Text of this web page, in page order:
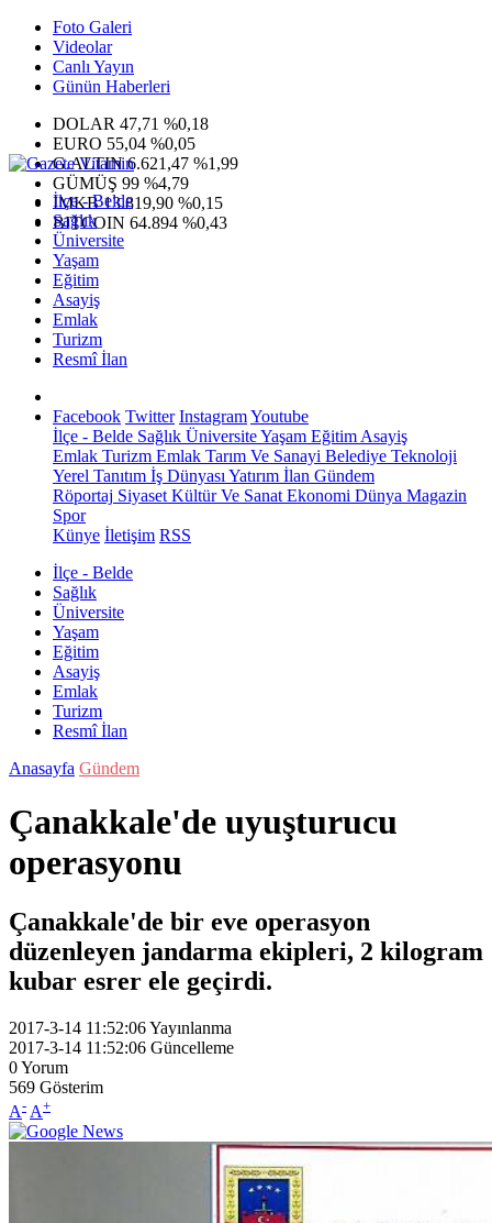
Foto Galeri
Videolar
Canlı Yayın
Günün Haberleri
DOLAR 47,71 %0,18
EURO 55,04 %0,05
G.ALTIN6.621,47 %1,99
GÜMÜŞ 99 %4,79
IMKB13.819,90 %0,15
BITCOIN 64.894 %0,43
İlçe - Belde
Sağlık
Üniversite
Yaşam
Eğitim
Asayiş
Emlak
Turizm
Resmî İlan
Facebook Twitter InstagramYoutube
İlçe - Belde Sağlık ÜniversiteYaşam Eğitim Asayiş
Emlak Turizm Emlak Tarım Ve Sanayi Belediye Teknoloji
Yerel Tanıtım İş Dünyası Yatırım İlan Gündem
Röportaj Siyaset Kültür Ve Sanat Ekonomi Dünya Magazin
Spor
Künye İletişim RSS
İlçe - Belde
Sağlık
Üniversite
Yaşam
Eğitim
Asayiş
Emlak
Turizm
Resmî İlan
Anasayfa Gündem
Çanakkale'de uyuşturucu
operasyonu
Çanakkale'de bir eve operasyon
düzenleyen jandarma ekipleri, 2 kilogram
kubar esrer ele geçirdi.
2017-3-14 11:52:06Yayınlanma
2017-3-14 11:52:06 Güncelleme
0Yorum
569 Gösterim
A- A+